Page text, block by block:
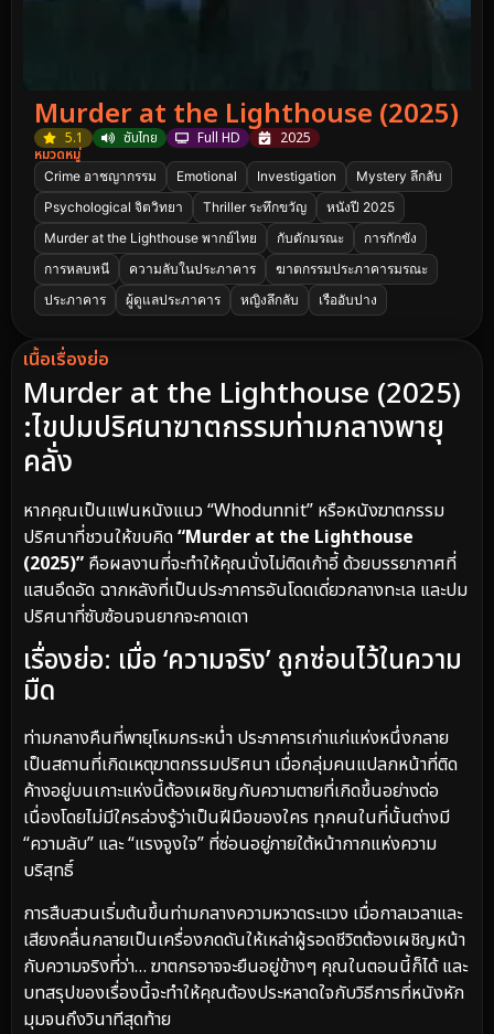
Murder at the Lighthouse (2025)
5.1 ซับไทย Full HD
2025
หมวดหมู่
Crime อาชญากรรม Emotional Investigation
Mystery ลึกลับ
Psychological จิตวิทยา
Thriller ระทึกขวัญ
หนังปี 2025
Murder at the Lighthouse พากย์ไทย
กับดักมรณะ
การกักขัง
การหลบหนี
ความลับในประภาคาร
ฆาตกรรมประภาคารมรณะ
ประภาคาร
ผู้ดูแลประภาคาร หญิงลึกลับ เรืออับปาง
เนื้อเรื่องย่อ
Murder at the Lighthouse (2025)
:ไขปมปริศนาฆาตกรรมท่ามกลางพายุ
คลั่ง
หากคุณเป็นแฟนหนังแนว “Whodunnit” หรือหนังฆาตกรรม
ปริศนาที่ชวนให้ขบคิด“Murder at the Lighthouse
(2025)” คือผลงานที่จะทำให้คุณนั่งไม่ติดเก้าอี้ ด้วยบรรยากาศที่
แสนอึดอัด ฉากหลังที่เป็นประภาคารอันโดดเดี่ยวกลางทะเล และปม
ปริศนาที่ซับซ้อนจนยากจะคาดเดา
เรื่องย่อ: เมื่อ ‘ความจริง’ ถูกซ่อนไว้ในความ
มืด
ท่ามกลางคืนที่พายุโหมกระหน่ำ ประภาคารเก่าแก่แห่งหนึ่งกลาย
เป็นสถานที่เกิดเหตุฆาตกรรมปริศนา เมื่อกลุ่มคนแปลกหน้าที่ติด
ค้างอยู่บนเกาะแห่งนี้ต้องเผชิญกับความตายที่เกิดขึ้นอย่างต่อ
เนื่องโดยไม่มีใครล่วงรู้ว่าเป็นฝีมือของใคร ทุกคนในที่นั้นต่างมี
“ความลับ” และ “แรงจูงใจ” ที่ซ่อนอยู่ภายใต้หน้ากากแห่งความ
บริสุทธิ์
การสืบสวนเริ่มต้นขึ้นท่ามกลางความหวาดระแวง เมื่อกาลเวลาและ
เสียงคลื่นกลายเป็นเครื่องกดดันให้เหล่าผู้รอดชีวิตต้องเผชิญหน้า
กับความจริงที่ว่า… ฆาตกรอาจจะยืนอยู่ข้างๆ คุณในตอนนี้ก็ได้ และ
บทสรุปของเรื่องนี้จะทำให้คุณต้องประหลาดใจกับวิธีการที่หนังหัก
มุมจนถึงวินาทีสุดท้าย